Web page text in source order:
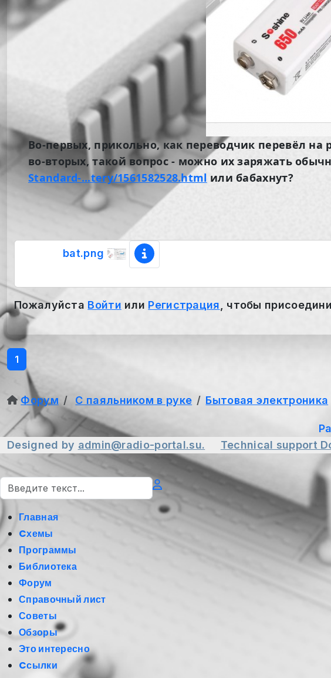
Во-первых, прикольно, как переводчик перевёл на
во-вторых, такой вопрос - можно их заряжать
Standard-...tery/1561582528.html или бабахнут?
bat.png
Пожалуйста Войти или Регистрация , чтобы
1
Форум
С паяльником в руке Бытовая электроника
Designed by admin@radio-portal.su. Technical support
Поиск
Главная
Cхемы
Программы
Библиотека
Форум
Справочный лист
Советы
Обзоры
Это интересно
Cсылки